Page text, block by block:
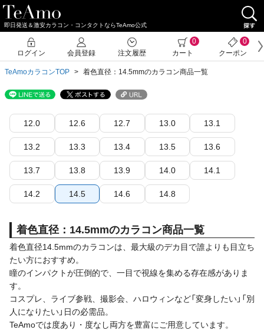
即日発送＆激安カラコン・コンタクトならTeAmo公式
TeAmoカラコンTOP 着色直径：14.5mmのカラコン商品一覧
着色直径：14.5mmのカラコン商品一覧
着色直径14.5mmのカラコンは、最大級のデカ目で誰よりも目立ち
たい方におすすめ。
瞳のインパクトが圧倒的で、一目で視線を集める存在感がありま
す。
コスプレ、ライブ参戦、撮影会、ハロウィンなど「変身したい」「別
人になりたい」日の必需品。
TeAmoでは度あり・度なし両方を豊富にご用意しています。
12.0 12.6 12.7 13.0 13.1
13.2 13.3 13.4 13.5 13.6
13.7 13.8 13.9 14.0 14.1
14.2 14.5 14.6 14.8
ログイン 会員登録 注文履歴
0
カート
0
クーポン